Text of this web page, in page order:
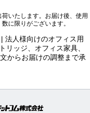
いたします。お届け後、使用
に限りがございます。
法人様向けのオフィス用
リッジ、オフィス家具、
からお届けの調整まで承